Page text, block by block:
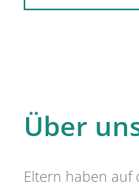
Über
Eltern haben auf